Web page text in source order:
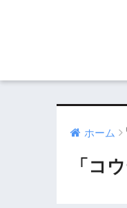
ホーム
「コ